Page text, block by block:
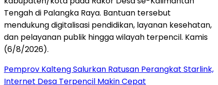
Pemprov Kalteng Salurkan Ratusan Perangkat Starlink,
Internet Desa Terpencil Makin Cepat